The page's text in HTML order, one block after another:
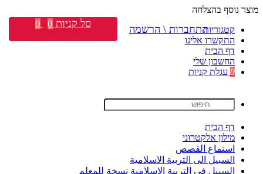
מוצר נוסף בהצלחה
קטגוריות
התקשרו אלינו
דף הבית
החשבון שלי
0 עגלת קניות
דף הבית
מילון אלקטרוני
استماع القصص
السبيل الى التربية الاسلامية
السبيل في التربية الاسلامية نسخة للمعلم
התחברות \ הרשמה סל קניות 0
0